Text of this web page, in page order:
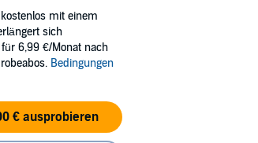
mit einem
sich
6,99 €/Monat nach
Bedingungen
€ ausprobieren